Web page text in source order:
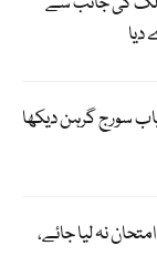
دیا
میں 27 سال بعد نایاب سورج گرہن دیکھا
نہ لیا جائے،